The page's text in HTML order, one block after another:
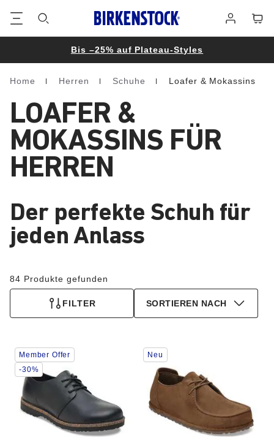
Bis –25% auf Plateau-Styles
Homepage
Home Herren Schuhe Loafer & Mokassins
LOAFER &
MOKASSINS FÜR
HERREN
Der perfekte Schuh für
jeden Anlass
84 Produkte gefunden
FILTER SORTIEREN NACH
Durch
Anklicken
der
Farben
werden
die
Produktbilder
aktualisiert.
Member Offer
-30%
Durch
Anklicken
Farben
werden
die
Produktbilder
aktualisiert.
Neu